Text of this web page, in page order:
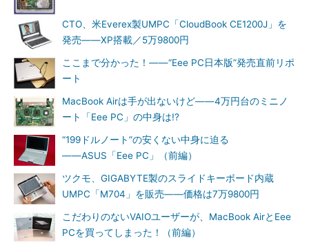
CTO、米Everex製UMPC「CloudBook CE1200J」を
発売――XP搭載／5万9800円
ここまで分かった！――“Eee PC日本版”発売直前リポ
ート
MacBook Airは手が出ないけど――4万円台のミニノ
ート「Eee PC」の中身は!?
“199ドルノート”の安くない中身に迫る
――ASUS「Eee PC」（前編）
ツクモ、GIGABYTE製のスライドキーボード内蔵
UMPC「M704」を販売――価格は7万9800円
こだわりのないVAIOユーザーが、MacBook AirとEee
PCを買ってしまった！（前編）